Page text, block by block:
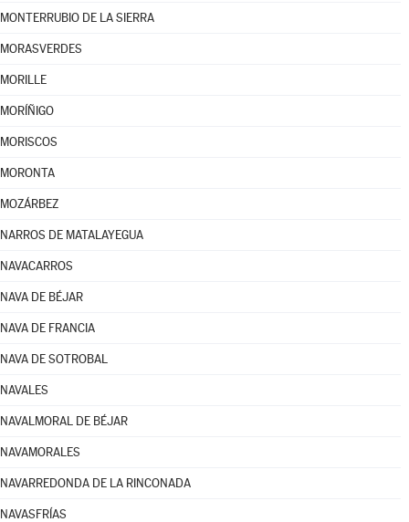
MONTERRUBIO DE LA SIERRA
MORASVERDES
MORILLE
MORÍÑIGO
MORISCOS
MORONTA
MOZÁRBEZ
NARROS DE MATALAYEGUA
NAVACARROS
NAVA DE BÉJAR
NAVA DE FRANCIA
NAVA DE SOTROBAL
NAVALES
NAVALMORAL DE BÉJAR
NAVAMORALES
NAVARREDONDA DE LA RINCONADA
NAVASFRÍAS